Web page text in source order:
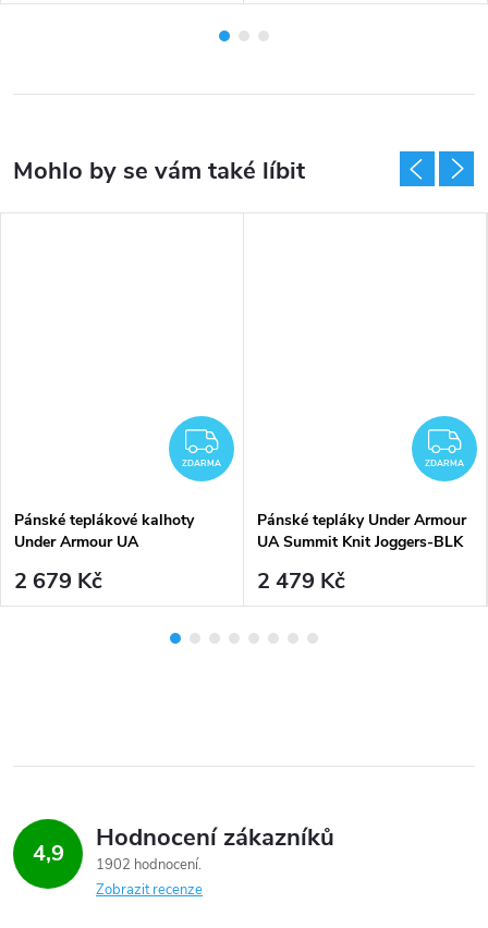
ZDARMA
ZDARMA
Pánské teplákové kalhoty
Under Armour UA
BLK - černé
2 679 Kč
ZDARMA
Pánské tepláky Under Armour
UA Summit Knit Joggers-BLK
2 479 Kč
4,9 Hodnocení zákazníků
1902 hodnocení
Zobrazit recenze